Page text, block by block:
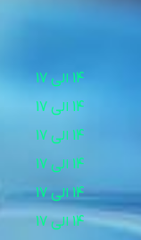
14 الی 17
14 الی 17